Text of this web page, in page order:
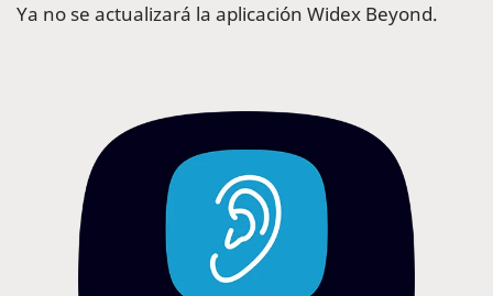
Ya no se actualizará la aplicación Widex Beyond.